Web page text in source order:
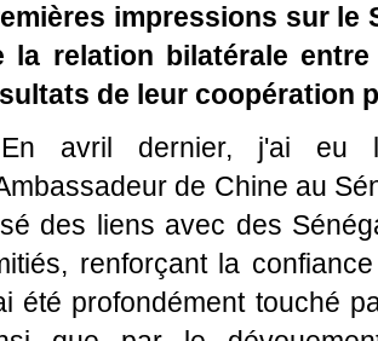
impressions sur le
la relation bilatérale
de leur coopération
En avril dernier, j'ai eu
de Chine au
des liens avec des
renforçant la
été profondément touché